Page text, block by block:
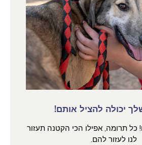
יכולה להציל אותם!
כל תרומה, אפילו הכי הקטנה תעזור
לנו לעזור להם.